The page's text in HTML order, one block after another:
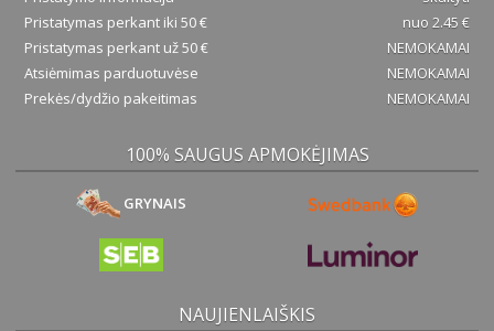
Pristatymas perkant iki 50 €
nuo 2.45 €
Pristatymas perkant už 50 €
NEMOKAMAI
Atsiėmimas parduotuvėse
NEMOKAMAI
Prekės/dydžio pakeitimas
NEMOKAMAI
100% SAUGUS APMOKĖJIMAS
GRYNAIS
NAUJIENLAIŠKIS